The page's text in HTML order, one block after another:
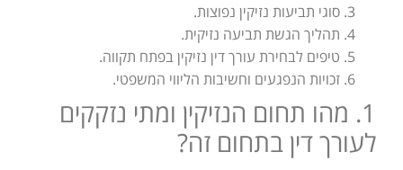
סוגי תביעות נזיקין נפוצות.
תהליך הגשת תביעה נזיקית.
טיפים לבחירת עורך דין נזיקין בפתח תקווה.
זכויות הנפגעים וחשיבות הליווי המשפטי.
1. מהו תחום הנזיקין ומתי נזקקים
לעורך דין בתחום זה?